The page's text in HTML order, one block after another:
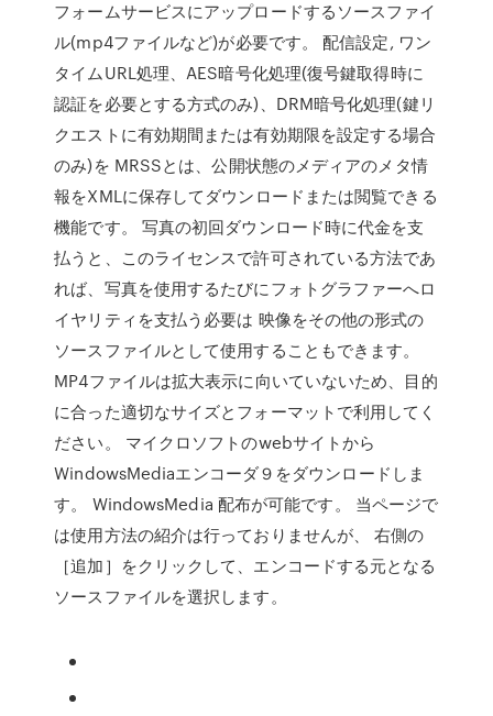
フォームサービスにアップロードするソースファイ
ル(mp4ファイルなど)が必要です。 配信設定, ワン
タイムURL処理、AES暗号化処理(復号鍵取得時に
認証を必要とする方式のみ)、DRM暗号化処理(鍵リ
クエストに有効期間または有効期限を設定する場合
のみ)を MRSSとは、公開状態のメディアのメタ情
報をXMLに保存してダウンロードまたは閲覧できる
機能です。 写真の初回ダウンロード時に代金を支
払うと、このライセンスで許可されている方法であ
れば、写真を使用するたびにフォトグラファーへロ
イヤリティを支払う必要は 映像をその他の形式の
ソースファイルとして使用することもできます。
MP4ファイルは拡大表示に向いていないため、目的
に合った適切なサイズとフォーマットで利用してく
ださい。 マイクロソフトのwebサイトから
WindowsMediaエンコーダ９をダウンロードしま
す。 WindowsMedia 配布が可能です。 当ページで
は使用方法の紹介は行っておりませんが、 右側の
［追加］をクリックして、エンコードする元となる
ソースファイルを選択します。